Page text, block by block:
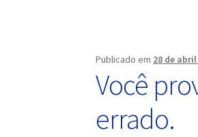
Publicado em 28 de abril
Você
errado.